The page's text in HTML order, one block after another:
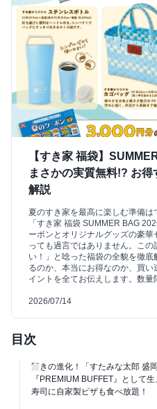
【すき家 福袋】
まさかの実質無料!? お
解説
夏のすき家を最高に楽しむ準備
「すき家 福袋 SUMMER BAG
ーポンとオリジナルグッズの豪
っても過言ではありません。こ
い！」と唸った福袋の全貌を徹
るのか、本当にお得なのか、買
イントを全てお伝えします。数量
2026/07/14
目次
驚きの進化！「すたみな太郎 盛
『PREMIUM BUFFET』として
寿司に自家製ピザも食べ放題！